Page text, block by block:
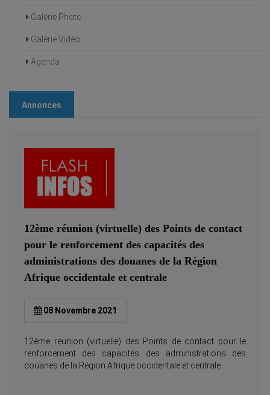
Galérie Photo
Galérie Vidéo
Agenda
Annonces
12ème réunion (virtuelle) des Points de contact
pour le renforcement des capacités des
administrations des douanes de la Région
Afrique occidentale et centrale
08 Novembre 2021
12ème réunion (virtuelle) des Points de contact pour le
renforcement des capacités des administrations des
douanes de la Région Afrique occidentale et centrale